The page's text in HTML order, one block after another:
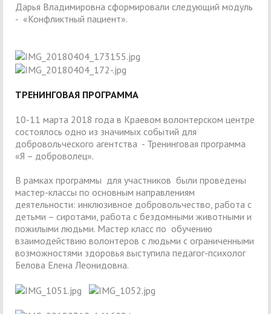
Дарья Владимировна сформировали следующий модуль
- «Конфликтный пациент».
ТРЕНИНГОВАЯ ПРОГРАММА
10-11 марта 2018 года в Краевом волонтерском центре
состоялось одно из значимых событий для
добровольческого агентства - Тренинговая программа
«Я – доброволец».
В рамках программы для участников были проведены
мастер-классы по основным направлениям
деятельности: инклюзивное добровольчество, работа с
детьми – сиротами, работа с бездомными животными и
пожилыми людьми. Мастер класс по обучению
взаимодействию волонтеров с людьми с ограниченными
возможностями здоровья выступила педагог-психолог
Белова Елена Леонидовна.